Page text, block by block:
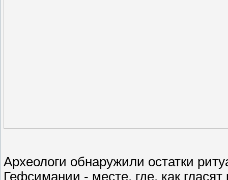
Археологи обнаружили остатки
Гефсимании - месте, где, как